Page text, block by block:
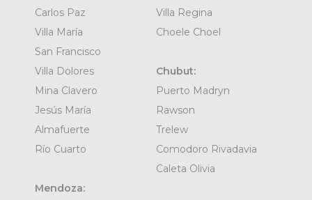
Carlos Paz
Villa María
San Francisco
Villa Dolores
Mina Clavero
Jesús María
Almafuerte
Río Cuarto
Mendoza:
Villa Regina
Choele Choel
Chubut:
Puerto Madryn
Rawson
Trelew
Comodoro Rivadavia
Caleta Olivia